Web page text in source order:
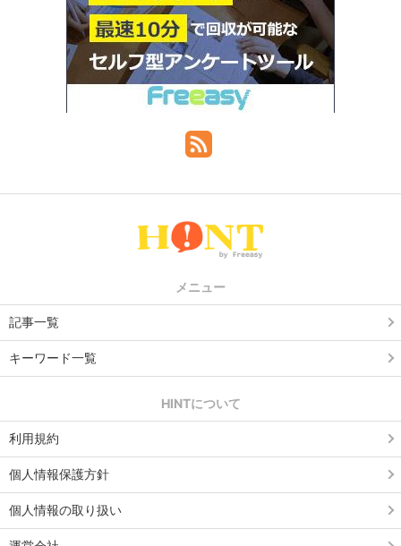
メニュー
記事一覧
キーワード一覧
HINTについて
利用規約
個人情報保護方針
個人情報の取り扱い